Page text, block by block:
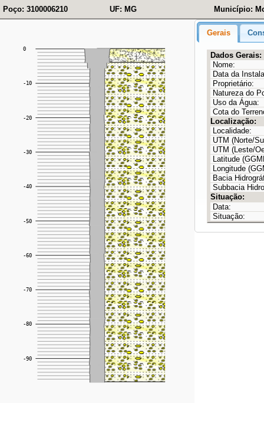
Poço: 3100006210 UF: MG Município:
Gerais
Dados Gerais:
Nome:
Data da
Proprietário:
Natureza do
Uso da Água:
Cota do
Localização:
Localidade:
UTM (Norte/
UTM (Leste/
Latitude
Longitude
Bacia
Subbacia
Situação:
Data:
Situação: